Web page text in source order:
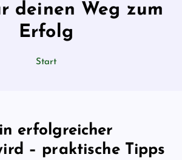
deinen Weg zum
Erfolg
Start
erfolgreicher
– praktische Tipps